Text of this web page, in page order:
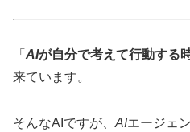
「 AIが自分で考えて行動する
来ています。
そんなAIですが、 AIエージェ